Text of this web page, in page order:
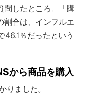
問したところ、「購
割合は、インフルエ
46.1％だったという
から商品を購入
りました。